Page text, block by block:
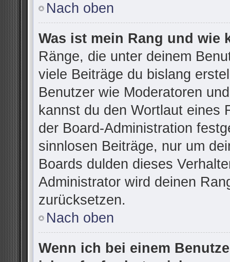
Nach oben
Was ist mein Rang und wie
Ränge, die unter deinem
viele Beiträge du bislang
Benutzer wie Moderatoren
kannst du den Wortlaut eines
der Board-Administration
sinnlosen Beiträge, nur um
Boards dulden dieses
Administrator wird deinen
zurücksetzen.
Nach oben
Wenn ich bei einem